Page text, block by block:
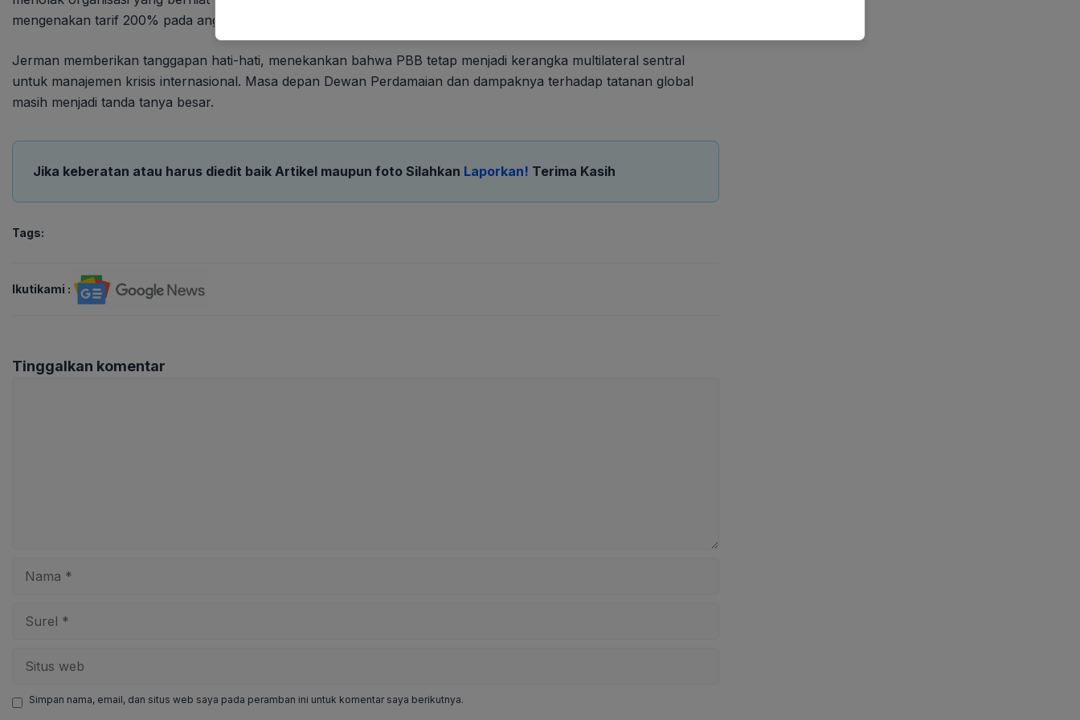
mengenakan tarif 200% pada anggur dan champagne Prancis jika Macron tidak bergabung.
Jerman memberikan tanggapan hati-hati, menekankan bahwa PBB tetap menjadi kerangka multilateral sentral
untuk manajemen krisis internasional. Masa depan Dewan Perdamaian dan dampaknya terhadap tatanan global
masih menjadi tanda tanya besar.
Jika keberatan atau harus diedit baik Artikel maupun foto Silahkan Laporkan! Terima Kasih
Tags:
Ikutikami :
Tinggalkan komentar
Simpan nama, email, dan situs web saya pada peramban ini untuk komentar saya berikutnya.